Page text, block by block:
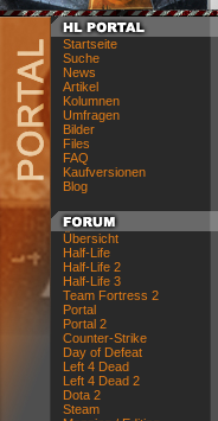
Startseite
Suche
News
Artikel
Kolumnen
Umfragen
Bilder
Files
FAQ
Kaufversionen
Blog
Übersicht
Half-Life
Half-Life 2
Half-Life 3
Team Fortress 2
Portal
Portal 2
Counter-Strike
Day of Defeat
Left 4 Dead
Left 4 Dead 2
Dota 2
Steam